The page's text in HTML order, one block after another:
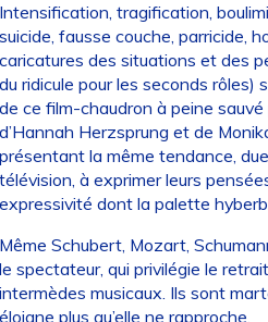
tragification,
fausse couche, parricide,
des situations et des
ridicule pour les seconds rôles)
ce film-chaudron à peine
Herzsprung et de
la même tendance,
à exprimer leurs
dont la palette
Schubert, Mozart,
spectateur, qui privilégie le
musicaux. Ils sont
plus qu’elle ne rapproche.